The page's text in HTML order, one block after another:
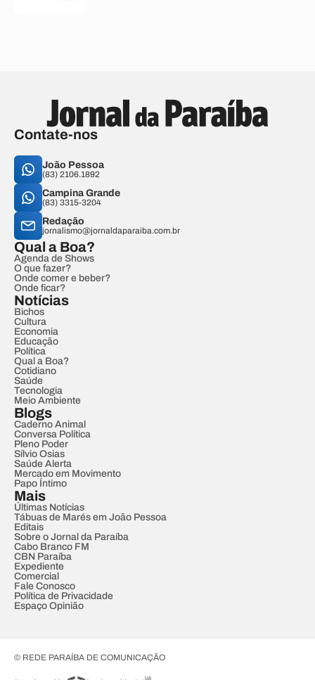
Contate-nos
João Pessoa
(83) 2106.1892
Campina Grande
(83) 3315-3204
Redação
jornalismo@jornaldaparaiba.com.br
Qual a Boa?
Agenda de Shows
O que fazer?
Onde comer e beber?
Onde ficar?
Notícias
Bichos
Cultura
Economia
Educação
Política
Qual a Boa?
Cotidiano
Saúde
Tecnologia
Meio Ambiente
Blogs
Caderno Animal
Conversa Política
Pleno Poder
Sílvio Osias
Saúde Alerta
Mercado em Movimento
Papo Íntimo
Mais
Últimas Notícias
Tábuas de Marés em João Pessoa
Editais
Sobre o Jornal da Paraíba
Cabo Branco FM
CBN Paraíba
Expediente
Comercial
Fale Conosco
Política de Privacidade
Espaço Opinião
© REDE PARAÍBA DE COMUNICAÇÃO